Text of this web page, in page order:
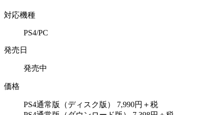
対応機種
PS4/PC
発売日
発売中
価格
PS4通常版（ディスク版） 7,990円＋税